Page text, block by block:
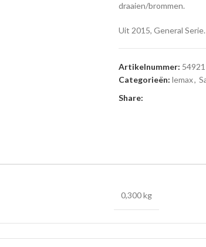
draaien/brommen.
Uit 2015, General Serie.
Artikelnummer: 54921
Categorieën: lemax,
Share:
0,300 kg